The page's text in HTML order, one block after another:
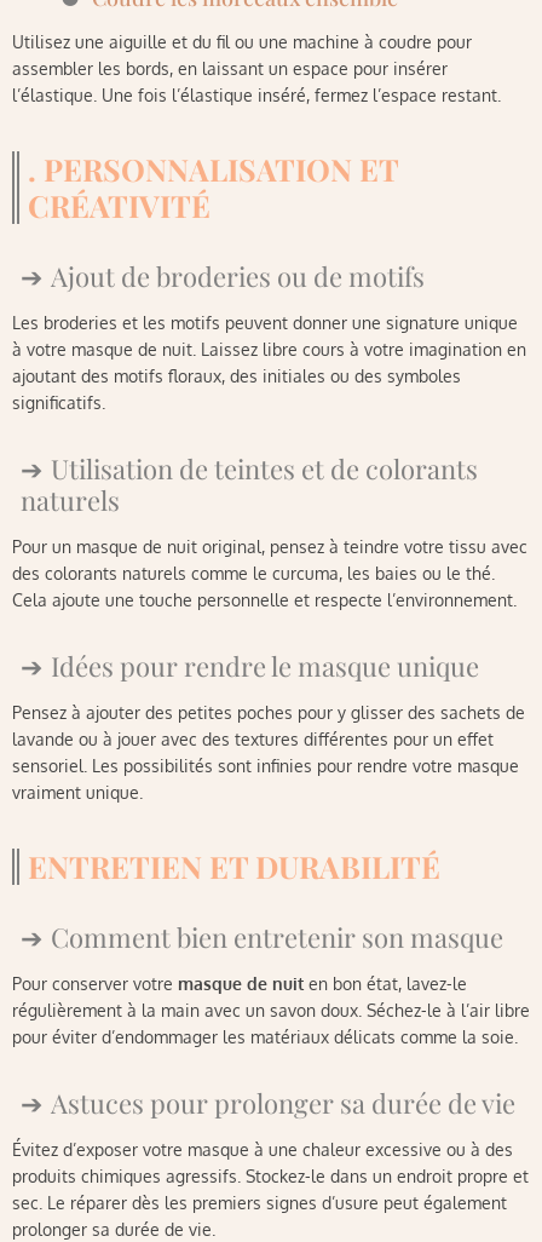
Utilisez une aiguille et du fil ou une machine à coudre pour
assembler les bords, en laissant un espace pour insérer
l’élastique. Une fois l’élastique inséré, fermez l’espace restant.
. PERSONNALISATION ET
CRÉATIVITÉ
Ajout de broderies ou de motifs
Les broderies et les motifs peuvent donner une signature unique
à votre masque de nuit. Laissez libre cours à votre imagination en
ajoutant des motifs floraux, des initiales ou des symboles
significatifs.
Utilisation de teintes et de colorants
naturels
Pour un masque de nuit original, pensez à teindre votre tissu avec
des colorants naturels comme le curcuma, les baies ou le thé.
Cela ajoute une touche personnelle et respecte l’environnement.
Idées pour rendre le masque unique
Pensez à ajouter des petites poches pour y glisser des sachets de
lavande ou à jouer avec des textures différentes pour un effet
sensoriel. Les possibilités sont infinies pour rendre votre masque
vraiment unique.
ENTRETIEN ET DURABILITÉ
Comment bien entretenir son masque
Pour conserver votre masque de nuit en bon état, lavez-le
régulièrement à la main avec un savon doux. Séchez-le à l’air libre
pour éviter d’endommager les matériaux délicats comme la soie.
Astuces pour prolonger sa durée de vie
Évitez d’exposer votre masque à une chaleur excessive ou à des
produits chimiques agressifs. Stockez-le dans un endroit propre et
sec. Le réparer dès les premiers signes d’usure peut également
prolonger sa durée de vie.